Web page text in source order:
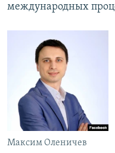
международных
Максим Оленичев